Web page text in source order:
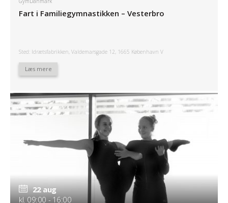
Fart i Familiegymnastikken – Vesterbro
Sted: Idrætsfabrikken, Valdemarsgade 12, 1665 København V
Læs mere
22 aug
kl. 09:00 - 16:00